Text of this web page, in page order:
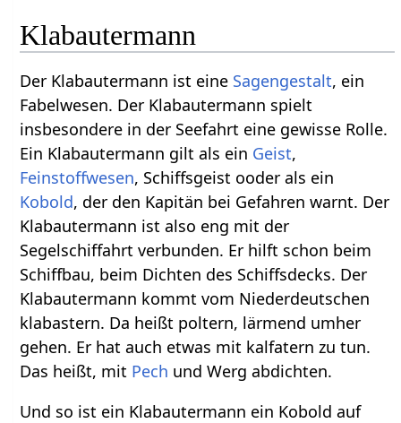
Klabautermann
Der Klabautermann ist eine Sagengestalt, ein
Fabelwesen. Der Klabautermann spielt
insbesondere in der Seefahrt eine gewisse Rolle.
Ein Klabautermann gilt als ein Geist,
Feinstoffwesen, Schiffsgeist ooder als ein
Kobold, der den Kapitän bei Gefahren warnt. Der
Klabautermann ist also eng mit der
Segelschiffahrt verbunden. Er hilft schon beim
Schiffbau, beim Dichten des Schiffsdecks. Der
Klabautermann kommt vom Niederdeutschen
klabastern. Da heißt poltern, lärmend umher
gehen. Er hat auch etwas mit kalfatern zu tun.
Das heißt, mit Pech und Werg abdichten.
Und so ist ein Klabautermann ein Kobold auf